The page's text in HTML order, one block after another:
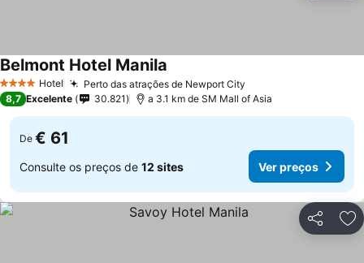
4 EstrelasHotel Perto das atrações de Newport City
Belmont Hotel Manila
8,7 Excelente 30.821 a 3.1 km de SM Mall of Asia
De € 61
Consulte os preços de 12 sites Ver preços
Partilhar